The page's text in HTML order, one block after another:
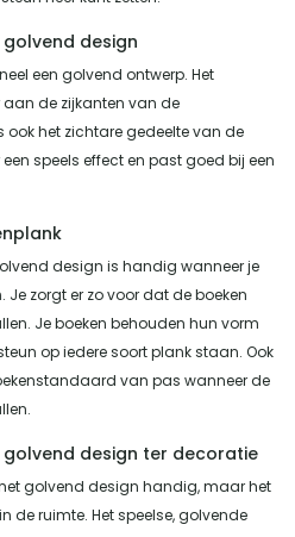
design
een golvend ontwerp. Het
de zijkanten van de
het zichtare gedeelte van de
speels effect en past goed bij een
design is handig wanneer je
Je zorgt er zo voor dat de boeken
Je boeken behouden hun vorm
op iedere soort plank staan. Ook
van pas wanneer de
design ter decoratie
golvend design handig, maar het
de ruimte. Het speelse, golvende